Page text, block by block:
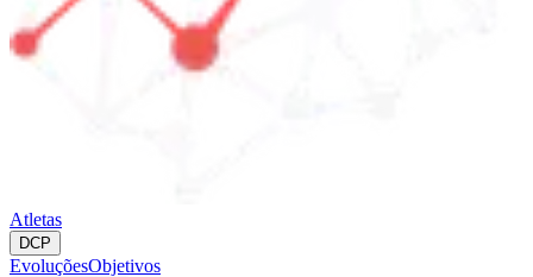
Atletas
DCP
EvoluçõesObjetivos